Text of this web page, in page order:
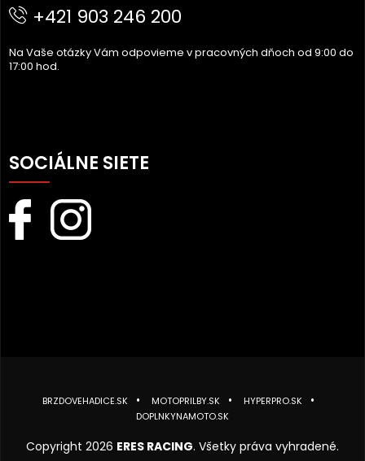
+421 903 246 200
Na Vaše otázky Vám odpovieme v pracovných dňoch od 9:00 do
17:00 hod.
SOCIÁLNE SIETE
BRZDOVEHADICE.SK MOTOPRILBY.SK
HYPERPRO.SK
DOPLNKYNAMOTO.SK
Copyright 2026 ERES RACING. Všetky práva vyhradené.